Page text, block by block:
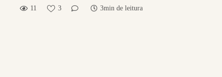
11 3 3min de leitura